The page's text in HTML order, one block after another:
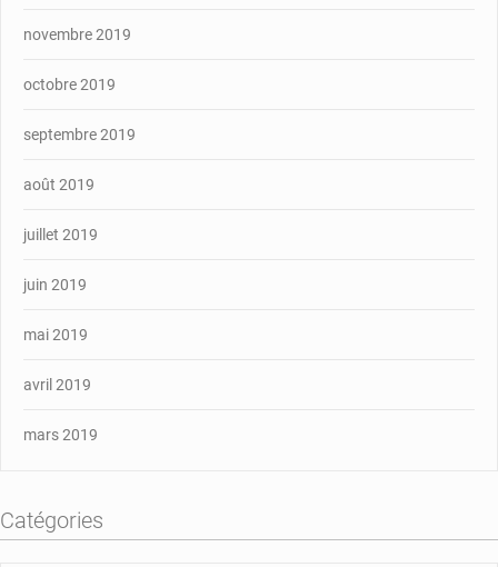
novembre 2019
octobre 2019
septembre 2019
août 2019
juillet 2019
juin 2019
mai 2019
avril 2019
mars 2019
Catégories